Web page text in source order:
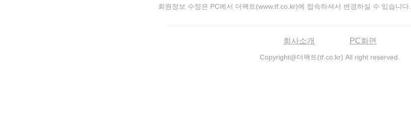
회원정보 수정은 PC에서 더팩트(www.tf.co.kr)에 접속하셔서 변경하실 수 있습니다.
회사소개 PC화면
Copyright@더팩트(tf.co.kr) All right reserved.